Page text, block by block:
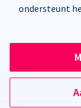
ondersteunt